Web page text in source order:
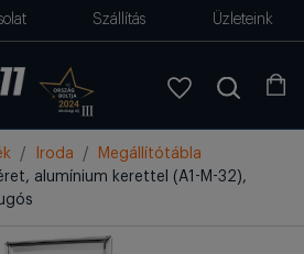
Szállítás Üzleteink
Iroda
Megállítótábla
alumínium kerettel (A1-M-32),